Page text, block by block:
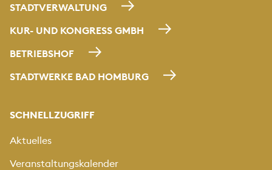
STADTVERWALTUNG
KUR- UND KONGRESS GMBH
BETRIEBSHOF
STADTWERKE BAD HOMBURG
SCHNELLZUGRIFF
Aktuelles
Veranstaltungskalender